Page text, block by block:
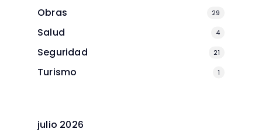
Obras 29
Salud 4
Seguridad 21
Turismo 1
julio 2026